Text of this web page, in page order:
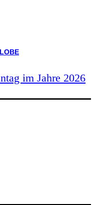
im Jahre 2026